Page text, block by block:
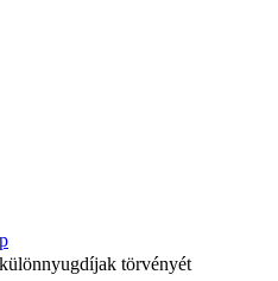
törvényét